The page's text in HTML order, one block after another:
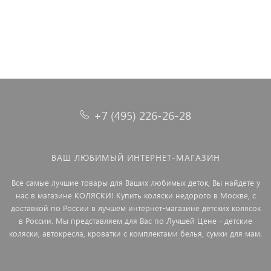
+7 (495) 226-26-28
ВАШ ЛЮБИМЫЙ ИНТЕРНЕТ-МАГАЗИН
Все самые лучшие товары для Ваших любимых деток, Вы найдете у
нас в магазине КОЛЯСКИ! Купить коляски недорого в Москве, с
доставкой по России в лучшем интернет-магазине детских колясок
в России. Мы представляем для Вас по Лучшей Цене - детские
коляски, автокресла, кроватки с комплектами белья, сумки для мам.